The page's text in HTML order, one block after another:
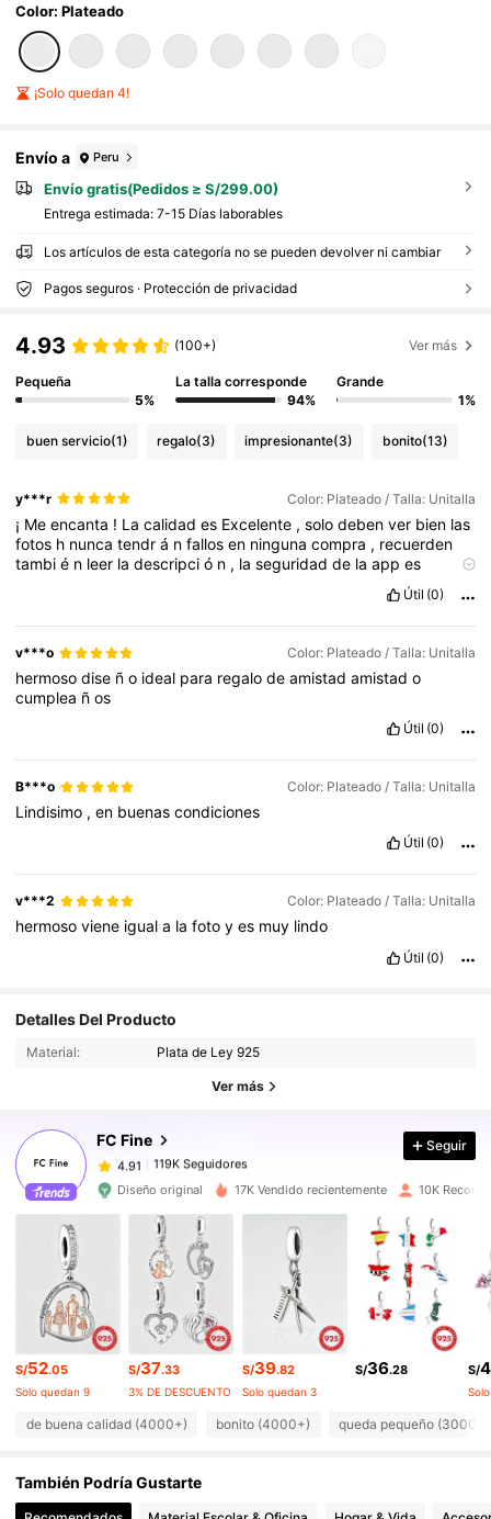
e
Color: Plateado
¡Solo quedan 4!
Envío a Peru
Envío gratis(Pedidos ≥ S/299.00)
Entrega estimada: 7-15 Días laborables
Los artículos de esta categoría no se pueden devolver ni cambiar
Pagos seguros · Protección de privacidad
4.93 (100+) Ver más
Pequeña
5%
La talla corresponde
94%
Grande
1%
buen servicio(1) regalo(3) impresionante(3) bonito(13)
y***r Color: Plateado / Talla: Unitalla
¡ Meencanta ! Lacalidades Excelente ,solodebenver bien las
fotos h nuncatendrá nfallosen ningunacompra , recuerden
tambié n leer ladescripció n , laseguridadde laappes
Útil (0)
v***o Color: Plateado / Talla: Unitalla
hermosodise ño ideal para regalodeamistadamistado
cumplea ños
Útil (0)
B***o Color: Plateado / Talla: Unitalla
Lindisimo ,en buenascondiciones
Útil (0)
v***2 Color: Plateado / Talla: Unitalla
hermosoviene iguala lafotoyes muy lindo
Útil (0)
Detalles Del Producto
Material: Plata de Ley 925
Ver más
FC Fine
4.91 119K Seguidores
119K Seguidores
119K Seguidores
4.91
4.91 119K Seguidores
4.91 119K Seguidores
119K Seguidores
119K Seguidores
119K Seguidores
4.91 119K Seguidores
4.91 119K Seguidores
Seguir
Diseño original 17K Vendido recientemente 10K
S/52.05
Solo quedan 9
S/37.33
3% DE DESCUENTO
S/39.82
Solo quedan 3
S/36.28 S/
de buena calidad (4000+) bonito (4000+) queda pequeño (3000+)
También Podría Gustarte